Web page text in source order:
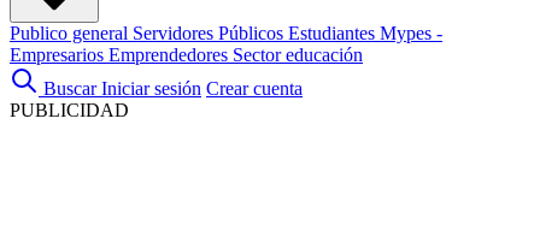
Publico general Servidores Públicos Estudiantes Mypes -
Empresarios Emprendedores Sector educación
Buscar Iniciar sesión Crear cuenta
PUBLICIDAD